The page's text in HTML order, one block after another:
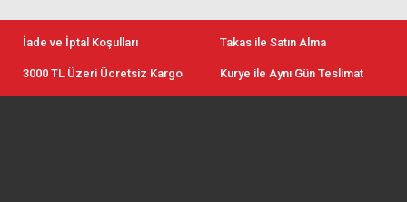
İade ve İptal Koşulları Takas ile Satın Alma
3000 TL Üzeri Ücretsiz Kargo Kurye ile Aynı Gün Teslimat